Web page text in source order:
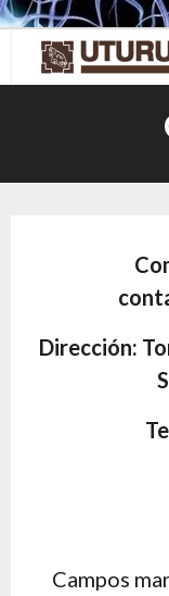
Dirección:
Campos